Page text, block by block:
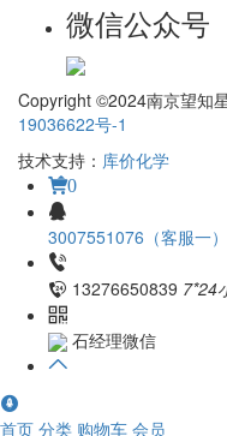
微信公众号
Copyright ©2024南京望知
19036622号-1
技术支持： 库价化学
0
3007551076（客服一）
13276650839 7*24
石经理微信
首页 分类 购物车 会员